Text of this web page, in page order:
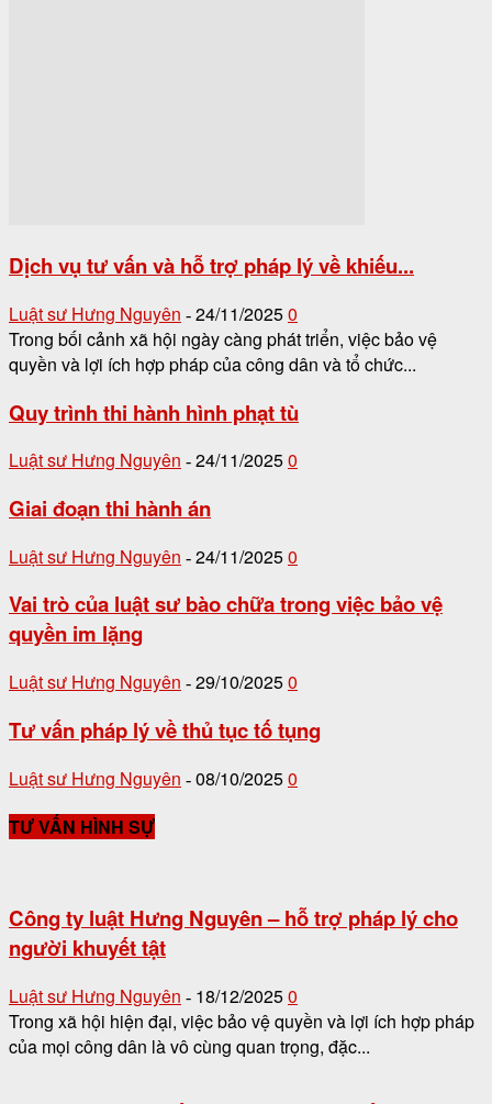
Dịch vụ tư vấn và hỗ trợ pháp lý về khiếu...
Luật sư Hưng Nguyên - 24/11/20250
Trong bối cảnh xã hội ngày càng phát triển, việc bảo vệ
quyền và lợi ích hợp pháp của công dân và tổ chức...
Quy trình thi hành hình phạt tù
Luật sư Hưng Nguyên - 24/11/20250
Giai đoạn thi hành án
Luật sư Hưng Nguyên - 24/11/20250
Vai trò của luật sư bào chữa trong việc bảo vệ
quyền im lặng
Luật sư Hưng Nguyên - 29/10/20250
Tư vấn pháp lý về thủ tục tố tụng
Luật sư Hưng Nguyên - 08/10/20250
TƯ VẤN HÌNH SỰ
Công ty luật Hưng Nguyên – hỗ trợ pháp lý cho
người khuyết tật
Luật sư Hưng Nguyên - 18/12/20250
Trong xã hội hiện đại, việc bảo vệ quyền và lợi ích hợp pháp
của mọi công dân là vô cùng quan trọng, đặc...